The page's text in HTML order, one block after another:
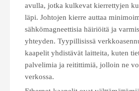
avulla, jotka kulkevat kierrettyjen
läpi. Johtojen kierre auttaa
sähkömagneettisia häiriöitä ja
yhteyden. Tyypillisissä
kaapelit yhdistävät laitteita, kuten
palvelimia ja reitittimiä, jolloin ne
verkossa.